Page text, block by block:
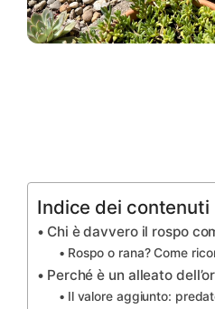
Indice dei contenuti
Chi è davvero il rospo
Rospo o rana? Come
Perché è un alleato
Il valore aggiunto: